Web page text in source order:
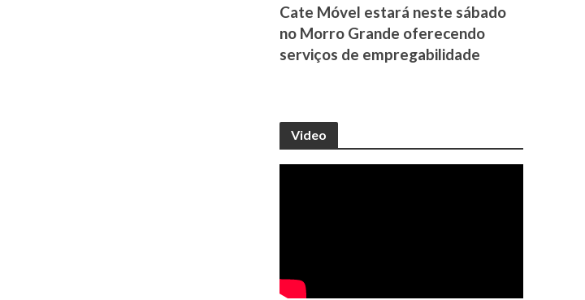
Cate Móvel estará neste sábado
no Morro Grande oferecendo
serviços de empregabilidade
Video